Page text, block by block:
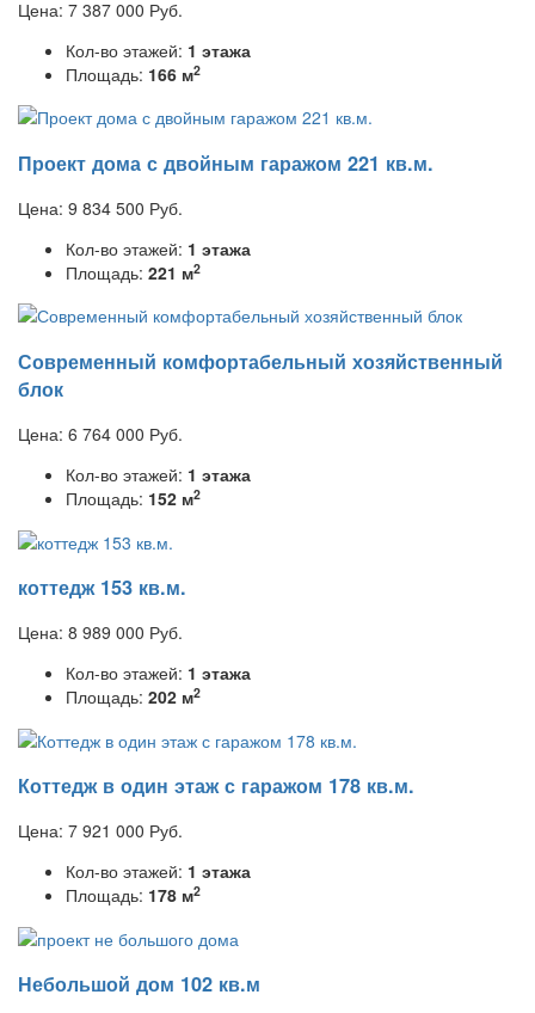
Цена: 7 387 000 Руб.
Кол-во этажей: 1 этажа
Площадь: 166 м2
Проект дома с двойным гаражом 221 кв.м.
Цена: 9 834 500 Руб.
Кол-во этажей: 1 этажа
Площадь: 221 м2
Современный комфортабельный хозяйственный
блок
Цена: 6 764 000 Руб.
Кол-во этажей: 1 этажа
Площадь: 152 м2
коттедж 153 кв.м.
Цена: 8 989 000 Руб.
Кол-во этажей: 1 этажа
Площадь: 202 м2
Коттедж в один этаж с гаражом 178 кв.м.
Цена: 7 921 000 Руб.
Кол-во этажей: 1 этажа
Площадь: 178 м2
Небольшой дом 102 кв.м